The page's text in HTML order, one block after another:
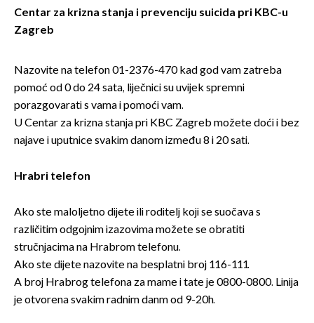
Centar za krizna stanja i prevenciju suicida pri KBC-u
Zagreb
Nazovite na telefon 01-2376-470 kad god vam zatreba
pomoć od 0 do 24 sata, liječnici su uvijek spremni
porazgovarati s vama i pomoći vam.
U Centar za krizna stanja pri KBC Zagreb možete doći i bez
najave i uputnice svakim danom između 8 i 20 sati.
Hrabri telefon
Ako ste maloljetno dijete ili roditelj koji se suočava s
različitim odgojnim izazovima možete se obratiti
stručnjacima na Hrabrom telefonu.
Ako ste dijete nazovite na besplatni broj 116-111.
A broj Hrabrog telefona za mame i tate je 0800-0800. Linija
je otvorena svakim radnim danm od 9-20h.